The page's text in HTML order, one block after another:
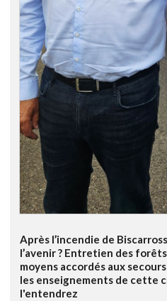
Après l’incendie de
l’avenir ? Entretien des
moyens accordés aux
les enseignements de cette
l'entendrez